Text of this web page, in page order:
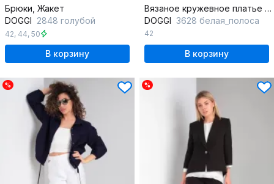
Брюки, Жакет
DOGGI 2848 голубой
42, 44, 50
В корзину
Вязаное кружевное платье с капюшоном и разрезами
DOGGI 3628 белая_полоса
42
В корзину
% %